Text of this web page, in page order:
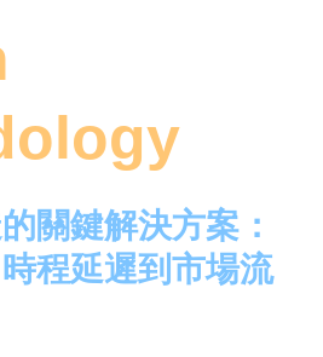
關鍵解決方案：
程延遲到市場流